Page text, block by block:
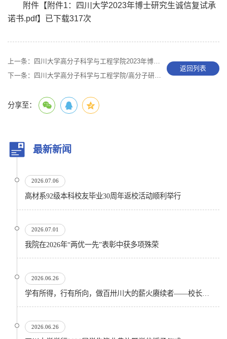
附件【 附件1：四川大学2023年博士研究生诚信复试承
诺书.pdf】已下载317次
上一条： 四川大学高分子科学与工程学院2023年博士研究生招生复试通知（生物医学工程专业）
下一条： 四川大学高分子科学与工程学院/高分子研究所 2023 年博士研究生招生复试通知 （材料工程专业）
返回列表
分享至：
最新新闻
2026.07.06
高材系92级本科校友毕业30周年返校活动顺利举行
2026.07.01
我院在2026年“两优一先”表彰中获多项殊荣
2026.06.26
2026.06.26